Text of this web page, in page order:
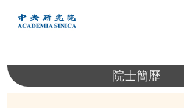
內
院士簡歷